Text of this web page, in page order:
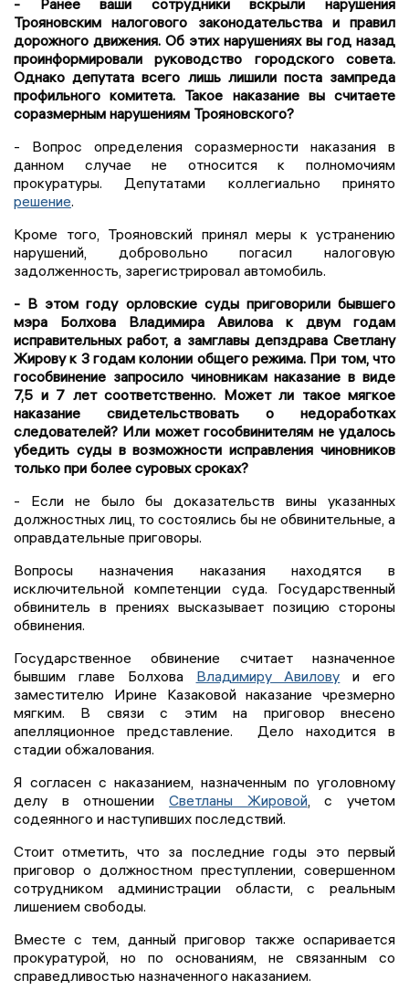
- Ранее ваши сотрудники вскрыли нарушения
Трояновским налогового законодательства и правил
дорожного движения. Об этих нарушениях вы год назад
проинформировали руководство городского совета.
Однако депутата всего лишь лишили поста зампреда
профильного комитета. Такое наказание вы считаете
соразмерным нарушениям Трояновского?
- Вопрос определения соразмерности наказания в
данном случае не относится к полномочиям
прокуратуры. Депутатами коллегиально принято
решение.
Кроме того, Трояновский принял меры к устранению
нарушений, добровольно погасил налоговую
задолженность, зарегистрировал автомобиль.
- В этом году орловские суды приговорили бывшего
мэра Болхова Владимира Авилова к двум годам
исправительных работ, а замглавы депздрава Светлану
Жирову к 3 годам колонии общего режима. При том, что
гособвинение запросило чиновникам наказание в виде
7,5 и 7 лет соответственно. Может ли такое мягкое
наказание свидетельствовать о недоработках
следователей? Или может гособвинителям не удалось
убедить суды в возможности исправления чиновников
только при более суровых сроках?
- Если не было бы доказательств вины указанных
должностных лиц, то состоялись бы не обвинительные, а
оправдательные приговоры.
Вопросы назначения наказания находятся в
исключительной компетенции суда. Государственный
обвинитель в прениях высказывает позицию стороны
обвинения.
Государственное обвинение считает назначенное
бывшим главе Болхова Владимиру Авилову и его
заместителю Ирине Казаковой наказание чрезмерно
мягким. В связи с этим на приговор внесено
апелляционное представление. Дело находится в
стадии обжалования.
Я согласен с наказанием, назначенным по уголовному
делу в отношении Светланы Жировой, с учетом
содеянного и наступивших последствий.
Стоит отметить, что за последние годы это первый
приговор о должностном преступлении, совершенном
сотрудником администрации области, с реальным
лишением свободы.
Вместе с тем, данный приговор также оспаривается
прокуратурой, но по основаниям, не связанным со
справедливостью назначенного наказанием.